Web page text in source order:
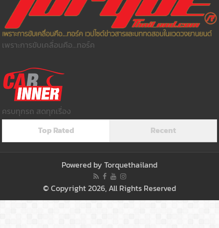
เพราะการขับเคลื่อนคือ...ทอร์ค
ครบทุกรถ สดทุกเรื่อง
Top Rated
Recent
Powered by Torquethailand
© Copyright 2026, All Rights Reserved